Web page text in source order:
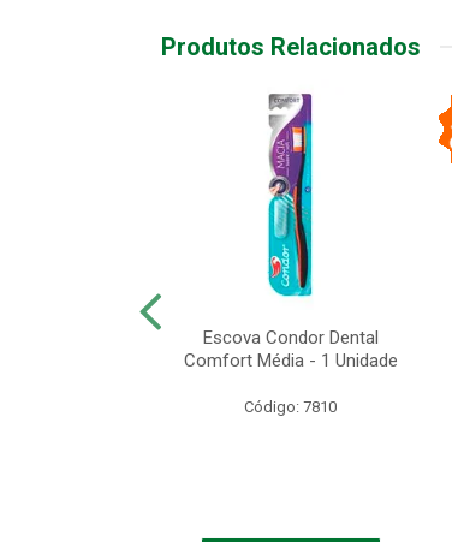
Produtos Relacionados
Escova Condor Dental
Comfort Média - 1 Unidade
Código: 7810